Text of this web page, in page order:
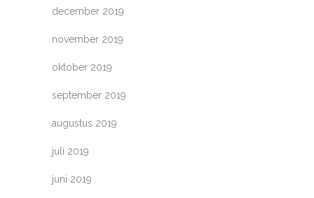
december 2019
november 2019
oktober 2019
september 2019
augustus 2019
juli 2019
juni 2019